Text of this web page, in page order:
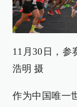
11月30日，参
浩明 摄
作为中国唯一